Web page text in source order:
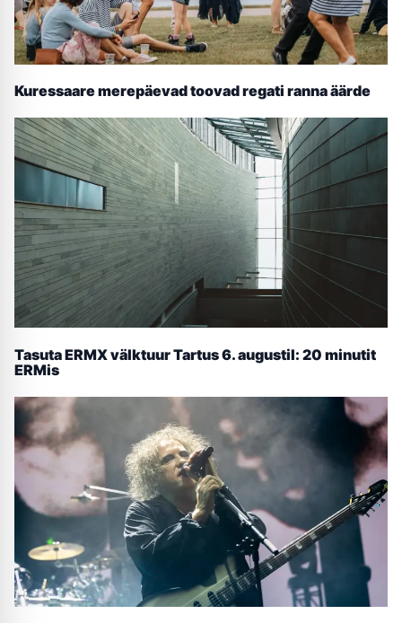
Kuressaare merepäevad toovad regati ranna äärde
Tasuta ERMX välktuur Tartus 6. augustil: 20 minutit
ERMis